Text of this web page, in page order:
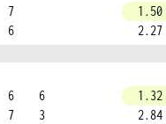
7
6
1.50
2.27
6
7
6
3
1.32
2.84